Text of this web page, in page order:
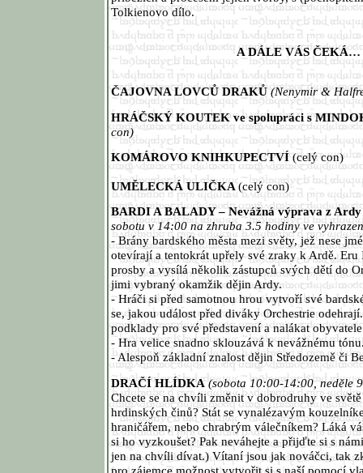
Tolkienovo dílo.
A DÁLE VÁS ČEKÁ…
ČAJOVNA LOVCŮ DRAKŮ(Nenymir &
HRÁČSKÝ KOUTEK ve spolupráci s
con)
KOMÁROVO KNIHKUPECTVÍ(celý con)
UMĚLECKÁ ULIČKA(celý con)
BARDI A BALADY – Nevážná výprava z
sobotu v 14:00 na zhruba 3.5 hodiny ve
- Brány bardského města mezi světy, jež nese
otevírají a tentokrát upřely své zraky k Ardě.
prosby a vysílá několik zástupců svých dětí do
jimi vybraný okamžik dějin Ardy.
- Hráči si před samotnou hrou vytvoří své
se, jakou událost před diváky Orchestrie
podklady pro své představení a nalákat
- Hra velice snadno sklouzává k nevážnému
- Alespoň základní znalost dějin Středozemě či
DRAČÍ HLÍDKA (sobota 10:00-14:00, neděle
Chcete se na chvíli změnit v dobrodruhy ve
hrdinských činů? Stát se vynalézavým
hraničářem, nebo chrabrým válečníkem? Láká
si ho vyzkoušet? Pak neváhejte a přijďte si s
jen na chvíli dívat.) Vítaní jsou jak nováčci, tak
pro zájemce možnost vytvořit si s naší pomocí